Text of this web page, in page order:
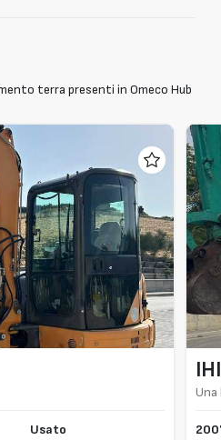
terra presenti in Omeco Hub
Usato
Una